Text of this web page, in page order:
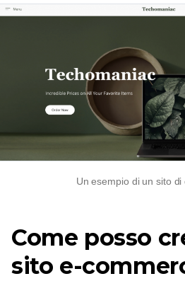
Un esempio di un sito di
Come posso
sito e-